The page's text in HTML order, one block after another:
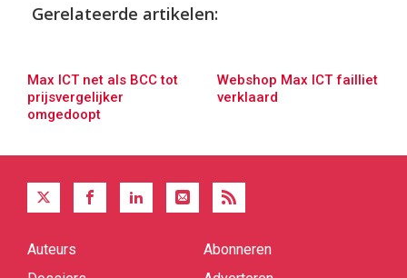
Gerelateerde artikelen:
Max ICT net als BCC tot
prijsvergelijker
omgedoopt
Webshop Max ICT failliet
verklaard
Quick
Auteurs
Abonneren